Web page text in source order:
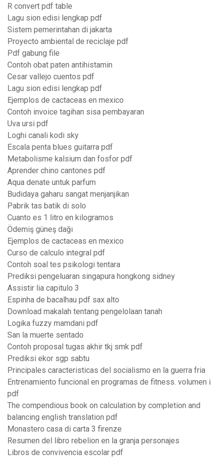
R convert pdf table
Lagu sion edisi lengkap pdf
Sistem pemerintahan di jakarta
Proyecto ambiental de reciclaje pdf
Pdf gabung file
Contoh obat paten antihistamin
Cesar vallejo cuentos pdf
Lagu sion edisi lengkap pdf
Ejemplos de cactaceas en mexico
Contoh invoice tagihan sisa pembayaran
Uva ursi pdf
Loghi canali kodi sky
Escala penta blues guitarra pdf
Metabolisme kalsium dan fosfor pdf
Aprender chino cantones pdf
Aqua denate untuk parfum
Budidaya gaharu sangat menjanjikan
Pabrik tas batik di solo
Cuanto es 1 litro en kilogramos
Ödemiş güneş dağı
Ejemplos de cactaceas en mexico
Curso de calculo integral pdf
Contoh soal tes psikologi tentara
Prediksi pengeluaran singapura hongkong sidney
Assistir lia capitulo 3
Espinha de bacalhau pdf sax alto
Download makalah tentang pengelolaan tanah
Logika fuzzy mamdani pdf
San la muerte sentado
Contoh proposal tugas akhir tkj smk pdf
Prediksi ekor sgp sabtu
Principales caracteristicas del socialismo en la guerra fria
Entrenamiento funcional en programas de fitness. volumen i
pdf
The compendious book on calculation by completion and
balancing english translation pdf
Monastero casa di carta 3 firenze
Resumen del libro rebelion en la granja personajes
Libros de convivencia escolar pdf